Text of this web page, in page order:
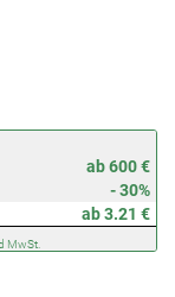
ab 600 €
- 30%
ab 3.21 €
MwSt.